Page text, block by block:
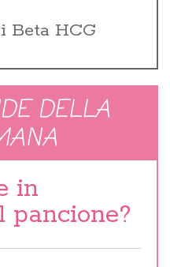
Beta HCG
DELLA
in
pancione?